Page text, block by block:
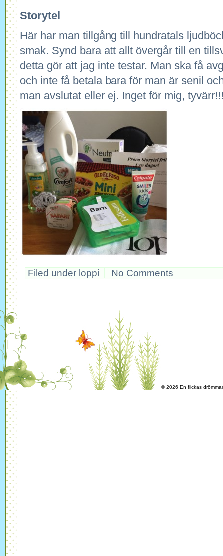
Storytel
Här har man tillgång till hundratals
smak. Synd bara att allt övergår till en
detta gör att jag inte testar. Man ska få
och inte få betala bara för man är senil
man avslutat eller ej. Inget för mig, tyvärr!!!
Filed under loppi No Comments
© 2026 En flickas